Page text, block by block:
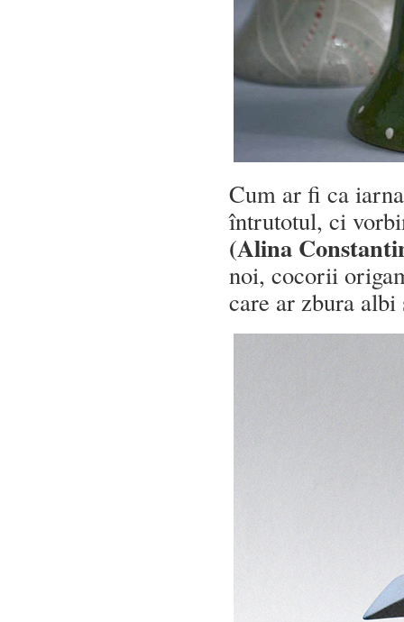
Cum ar fi ca
întrutotul, ci
(Alina
noi, cocorii
care ar zbura